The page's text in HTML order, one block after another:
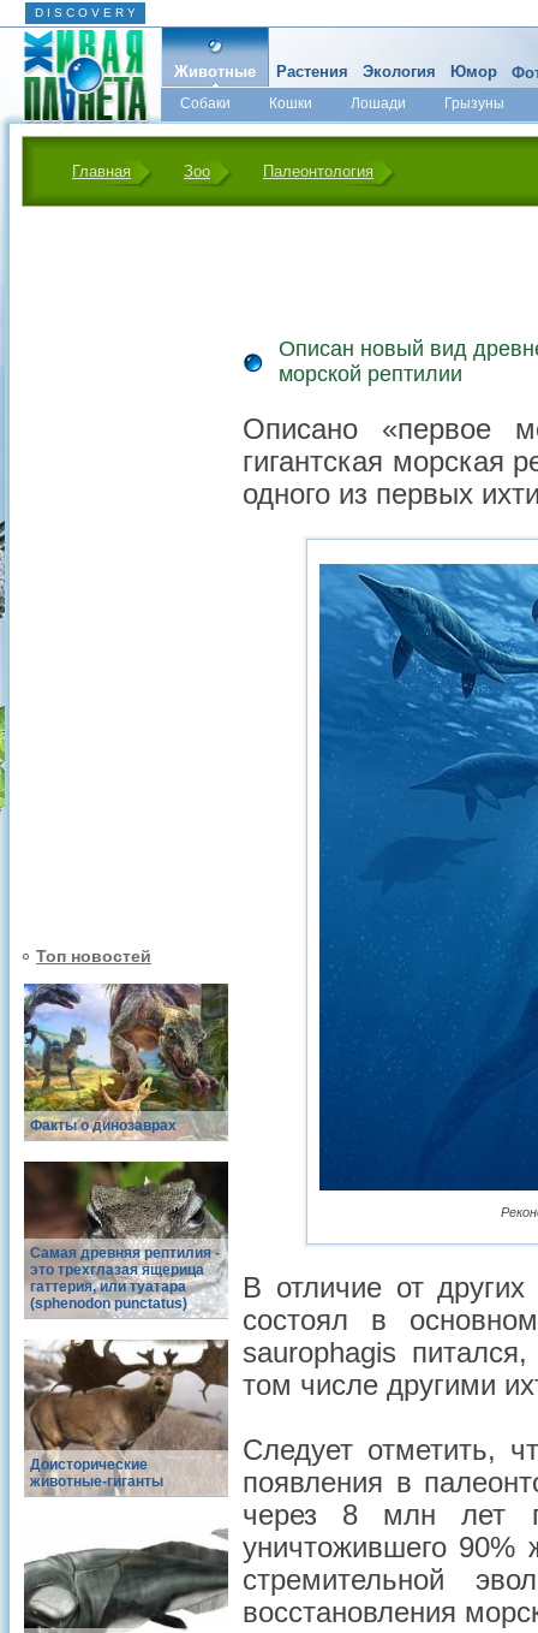
D I S C O V E R Y
Животные
Собаки Кошки Лошади
Грызуны
Микромир
Растения Экология Юмор
Главная Зоо Палеонтология
Топ новостей
Факты о динозаврах
Самая древняя рептилия -
это трехглазая ящерица
гаттерия, или туатара
(sphenodon punctatus)
Доисторические
животные-гиганты
Описан новый вид
морской рептилии
Описано «первое
гигантская морская
одного из первых
В отличие от других
состоял в
saurophagis
том числе другими
Следует отметить,
появления в
через 8 млн лет
уничтожившего 90%
стремительной
восстановления